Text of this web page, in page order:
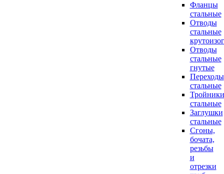
Фланцы
стальные
Отводы
стальные
Отводы
стальные
гнутые
Переходы
стальные
Тройники
стальные
Заглушки
стальные
Сгоны,
бочата,
резьбы
и
отрезки